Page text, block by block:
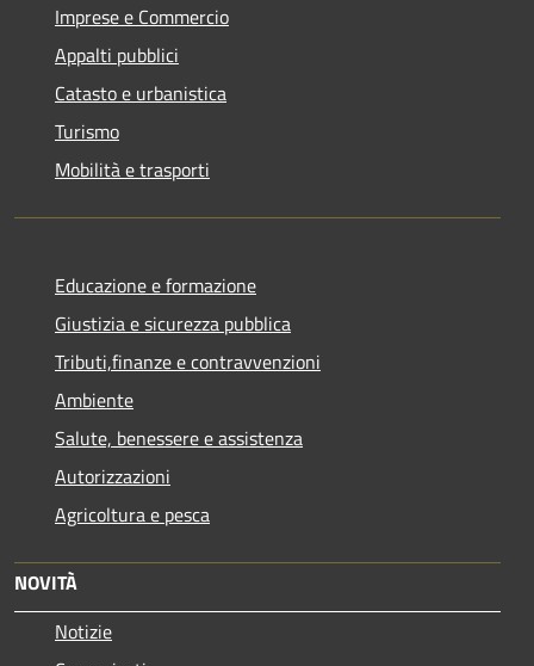
Imprese e Commercio
Appalti pubblici
Catasto e urbanistica
Turismo
Mobilità e trasporti
Educazione e formazione
Giustizia e sicurezza pubblica
Tributi,finanze e contravvenzioni
Ambiente
Salute, benessere e assistenza
Autorizzazioni
Agricoltura e pesca
NOVITÀ
Notizie